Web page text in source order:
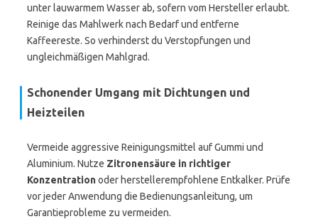
unter lauwarmem Wasser ab, sofern vom Hersteller erlaubt.
Reinige das Mahlwerk nach Bedarf und entferne
Kaffeereste. So verhinderst du Verstopfungen und
ungleichmäßigen Mahlgrad.
Schonender Umgang mit Dichtungen und
Heizteilen
Vermeide aggressive Reinigungsmittel auf Gummi und
Aluminium. Nutze Zitronensäure in richtiger
Konzentrationoder herstellerempfohlene Entkalker. Prüfe
vor jeder Anwendung die Bedienungsanleitung, um
Garantieprobleme zu vermeiden.